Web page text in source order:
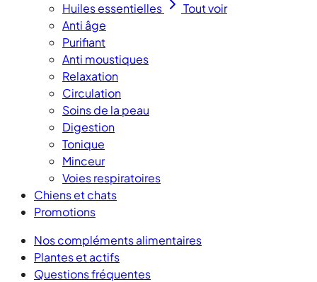
Huiles essentielles
Tout voir
Anti âge
Purifiant
Anti moustiques
Relaxation
Circulation
Soins de la peau
Digestion
Tonique
Minceur
Voies respiratoires
Chiens et chats
Promotions
Nos compléments alimentaires
Plantes et actifs
Questions fréquentes